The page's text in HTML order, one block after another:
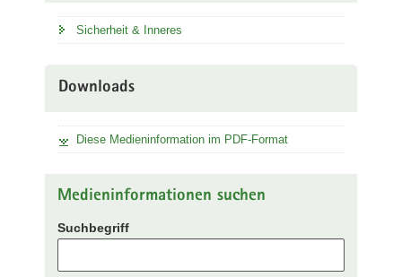
Sicherheit & Inneres
Downloads
Diese Medieninformation im PDF-Format
Medieninformationen suchen
Suchbegriff